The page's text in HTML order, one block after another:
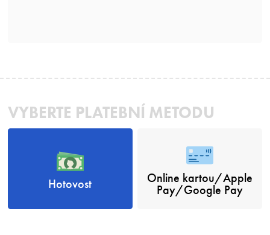
VYBERTE PLATEBNÍ METODU
Hotovost
Online kartou/Apple
Pay/Google Pay